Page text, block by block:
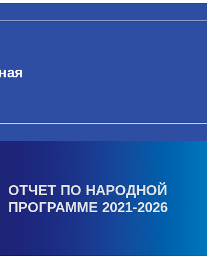
ОТЧЕТ ПО НАРОДНОЙ
ПРОГРАММЕ 2021-2026